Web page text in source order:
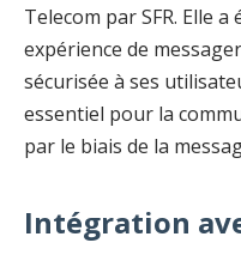
Telecom par SFR. Elle
expérience de
sécurisée à ses
essentiel pour la
par le biais de la
Intégration